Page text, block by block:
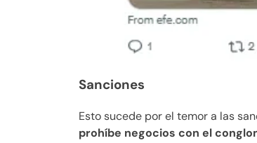
Sanciones
Esto sucede por el temor a las
prohíbe negocios con el